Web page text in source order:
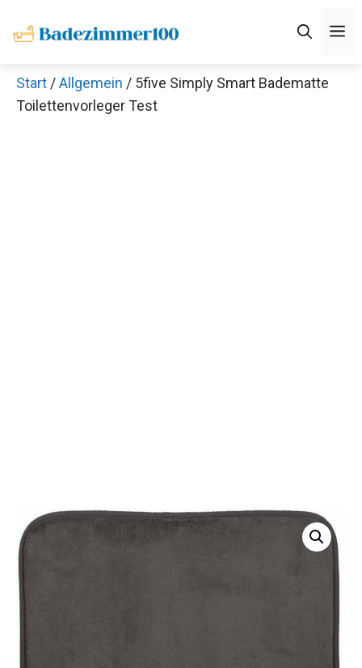
Inhalt
Start /Allgemein / 5five Simply Smart Badematte
Toilettenvorleger Test